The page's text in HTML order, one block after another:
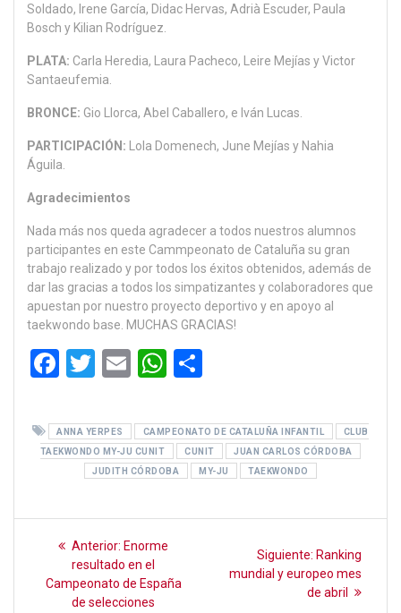
Soldado, Irene García, Didac Hervas, Adrià Escuder, Paula
Bosch y Kilian Rodríguez.
PLATA: Carla Heredia, Laura Pacheco, Leire Mejías y Victor
Santaeufemia.
BRONCE: Gio Llorca, Abel Caballero, e Iván Lucas.
PARTICIPACIÓN: Lola Domenech, June Mejías y Nahia
Águila.
Agradecimientos
Nada más nos queda agradecer a todos nuestros alumnos
participantes en este Cammpeonato de Cataluña su gran
trabajo realizado y por todos los éxitos obtenidos, además de
dar las gracias a todos los simpatizantes y colaboradores que
apuestan por nuestro proyecto deportivo y en apoyo al
taekwondo base. MUCHAS GRACIAS!
F
ce
b
k
T
tt
er
E
ail
W
at
s
A
p
m
p
ar
ANNA YERPES CAMPEONATO DE CATALUÑA INFANTIL
CLUB
TAEKWONDO MY-JU CUNIT
CUNIT
JUAN CARLOS CÓRDOBA
JUDITH CÓRDOBA
MY-JU TAEKWONDO
Navegación
Anterior: Entrada
anterior:
Enorme
resultado en el
Campeonato de España
de selecciones
Siguiente: Siguiente
entrada:
Ranking
mundial y europeo mes
de abril